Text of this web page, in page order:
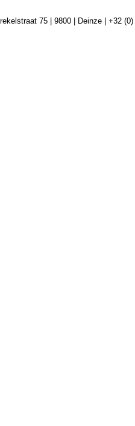
75 | 9800 | Deinze | +32